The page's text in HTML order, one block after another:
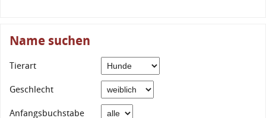
Name suchen
Tierart
Geschlecht
Anfangsbuchstabe